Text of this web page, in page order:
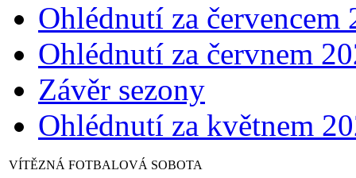
Ohlédnutí za červencem
Ohlédnutí za červnem
Závěr sezony
Ohlédnutí za květnem
VÍTĚZNÁ FOTBALOVÁ SOBOTA